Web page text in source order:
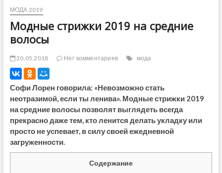
МОДА 2019
Модные стрижки 2019 на средние
волосы
20.05.2018 Нет комментариев мода
Софи Лорен говорила: «Невозможно стать
неотразимой, если ты ленива». Модные стрижки 2019
на средние волосы позволят выглядеть всегда
прекрасно даже тем, кто ленится делать укладку или
просто не успевает, в силу своей ежедневной
загруженности.
Содержание